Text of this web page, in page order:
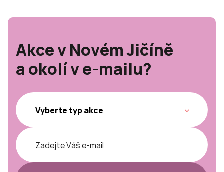
Akce v Novém Jičíně
a okolí v e-mailu?